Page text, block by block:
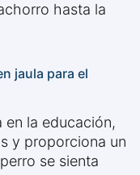
hasta la
jaula para el
en la educación,
y proporciona un
se sienta